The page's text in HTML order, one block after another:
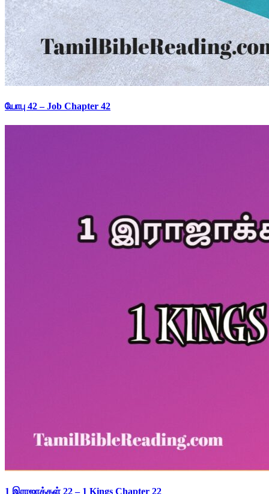
யோபு 42 – Job Chapter 42
1 இராஜாக்கள் 22 – 1 Kings Chapter 22